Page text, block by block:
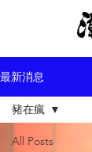
最新消息
All Posts
豬在瘋